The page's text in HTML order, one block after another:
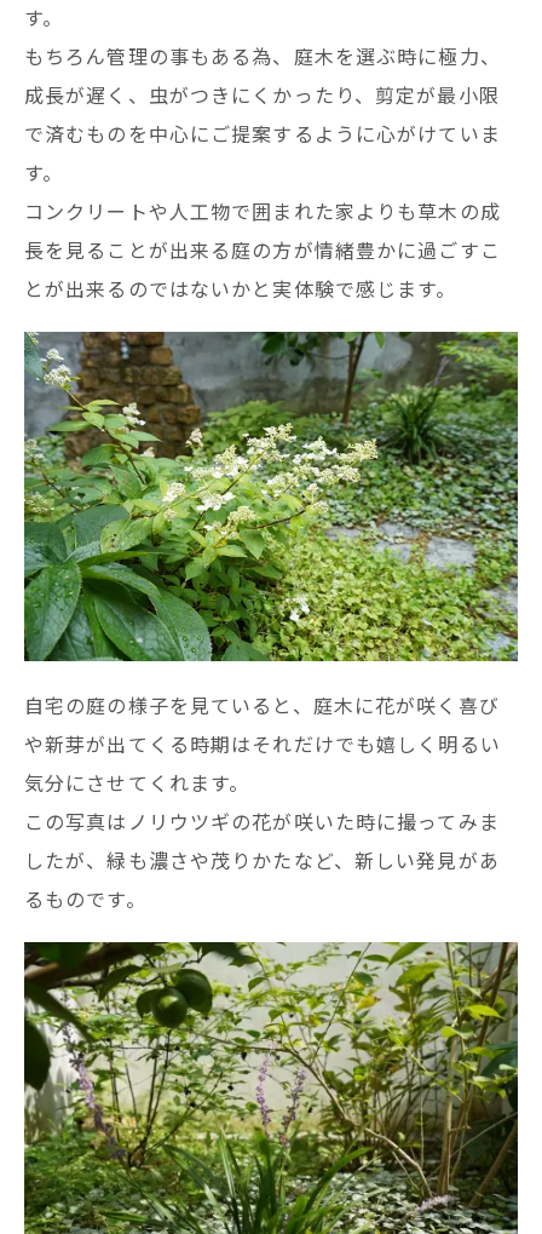
す。
もちろん管理の事もある為、庭木を選ぶ時に極力、
成長が遅く、虫がつきにくかったり、剪定が最小限
で済むものを中心にご提案するように心がけていま
す。
コンクリートや人工物で囲まれた家よりも草木の成
長を見ることが出来る庭の方が情緒豊かに過ごすこ
とが出来るのではないかと実体験で感じます。
自宅の庭の様子を見ていると、庭木に花が咲く喜び
や新芽が出てくる時期はそれだけでも嬉しく明るい
気分にさせてくれます。
この写真はノリウツギの花が咲いた時に撮ってみま
したが、緑も濃さや茂りかたなど、新しい発見があ
るものです。